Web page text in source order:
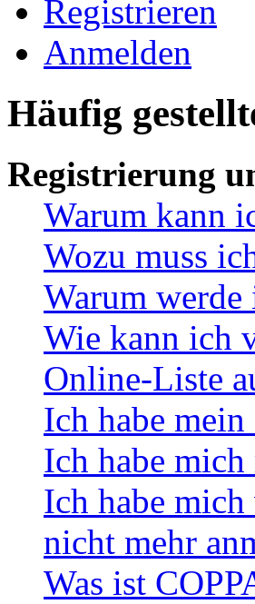
Registrieren
Anmelden
Häufig
Registrierung
Warum kann
Wozu muss
Warum werde
Wie kann ich
Online-Liste
Ich habe mein
Ich habe
Ich habe
nicht mehr
Was ist